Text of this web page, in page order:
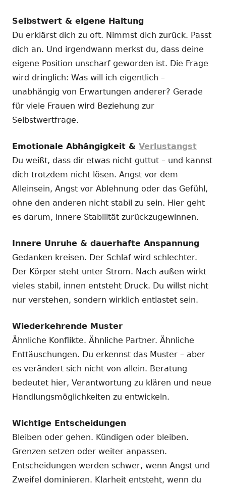
Selbstwert & eigene Haltung
Du erklärst dich zu oft. Nimmst dich zurück. Passt
dich an. Und irgendwann merkst du, dass deine
eigene Position unscharf geworden ist. Die Frage
wird dringlich: Was will ich eigentlich –
unabhängig von Erwartungen anderer? Gerade
für viele Frauen wird Beziehung zur
Selbstwertfrage.
Emotionale Abhängigkeit & Verlustangst
Du weißt, dass dir etwas nicht guttut – und kannst
dich trotzdem nicht lösen. Angst vor dem
Alleinsein, Angst vor Ablehnung oder das Gefühl,
ohne den anderen nicht stabil zu sein. Hier geht
es darum, innere Stabilität zurückzugewinnen.
Innere Unruhe & dauerhafte Anspannung
Gedanken kreisen. Der Schlaf wird schlechter.
Der Körper steht unter Strom. Nach außen wirkt
vieles stabil, innen entsteht Druck. Du willst nicht
nur verstehen, sondern wirklich entlastet sein.
Wiederkehrende Muster
Ähnliche Konflikte. Ähnliche Partner. Ähnliche
Enttäuschungen. Du erkennst das Muster – aber
es verändert sich nicht von allein. Beratung
bedeutet hier, Verantwortung zu klären und neue
Handlungsmöglichkeiten zu entwickeln.
Wichtige Entscheidungen
Bleiben oder gehen. Kündigen oder bleiben.
Grenzen setzen oder weiter anpassen.
Entscheidungen werden schwer, wenn Angst und
Zweifel dominieren. Klarheit entsteht, wenn du